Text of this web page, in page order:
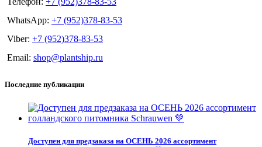
WhatsApp: +7 (952)378-83-53
Viber: +7 (952)378-83-53
Email: shop@plantship.ru
Последние публикации
Доступен для предзаказа на ОСЕНЬ 2026 ассортимент